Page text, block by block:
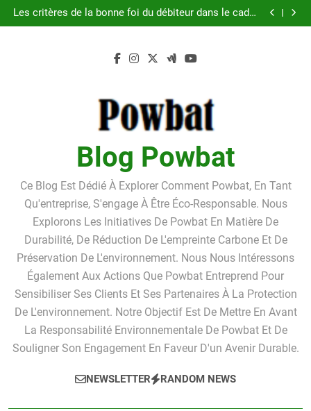
Skip
to
Les critères de la bonne foi du débiteur dans le cadre
de la procédure de surendettement
Linkavista 2026 : avis complet, tarifs, avantages et
Guide pratique pour l’achat d’un LMNP d’occasion
Les critères de la bonne foi du débiteur dans le cadre
un box de stockage ?
Blog Powbat
Ce Blog Est Dédié À Explorer Comment Powbat, En Tant
Qu'entreprise, S'engage À Être Éco-Responsable. Nous
Explorons Les Initiatives De Powbat En Matière De
Durabilité, De Réduction De L'empreinte Carbone Et De
Préservation De L'environnement. Nous Nous Intéressons
Également Aux Actions Que Powbat Entreprend Pour
Sensibiliser Ses Clients Et Ses Partenaires À La Protection
De L'environnement. Notre Objectif Est De Mettre En Avant
La Responsabilité Environnementale De Powbat Et De
Souligner Son Engagement En Faveur D'un Avenir Durable.
NEWSLETTER RANDOM NEWS